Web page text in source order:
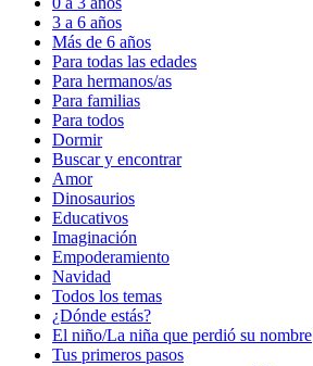
3 a 6 años
Más de 6 años
Para todas las edades
Para hermanos/as
Para familias
Para todos
Dormir
Buscar y encontrar
Amor
Dinosaurios
Educativos
Imaginación
Empoderamiento
Navidad
Todos los temas
¿Dónde estás?
El niño/La niña que perdió su nombre
Tus primeros pasos